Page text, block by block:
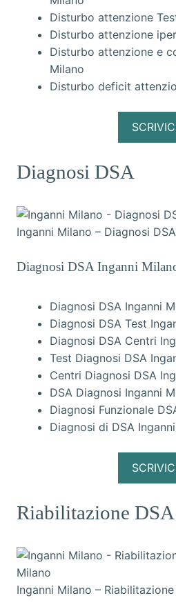
Disturbo attenzione
Disturbo attenzione
Disturbo attenzione e
Milano
Disturbo deficit
Diagnosi DSA
Inganni Milano – Diagnosi
Diagnosi DSA Inganni
Diagnosi DSA Inganni
Diagnosi DSA Test
Diagnosi DSA Centri
Test Diagnosi DSA
Centri Diagnosi DSA
DSA Diagnosi Inganni
Diagnosi Funzionale
Diagnosi di DSA
Riabilitazione DSA
Inganni Milano –